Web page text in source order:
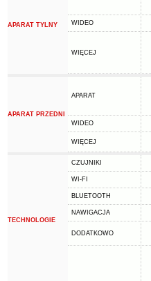
APARAT TYLNY WIDEO
WIĘCEJ
APARAT PRZEDNI
APARAT
WIDEO
WIĘCEJ
TECHNOLOGIE
CZUJNIKI
WI-FI
BLUETOOTH
NAWIGACJA
DODATKOWO